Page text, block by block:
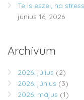
Te is eszel, ha
június 16, 2026
Archívum
2026. július (2)
2026. június (3)
2026. május (1)